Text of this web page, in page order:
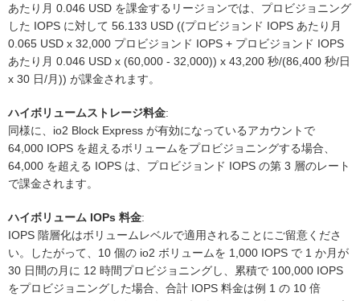
あたり月 0.046 USD を課金するリージョンでは、プロビジョニング
した IOPS に対して 56.133 USD ((プロビジョンド IOPS あたり月
0.065 USD x 32,000 プロビジョンド IOPS + プロビジョンド IOPS
あたり月 0.046 USD x (60,000 - 32,000)) x 43,200 秒/(86,400 秒/日
x 30 日/月)) が課金されます。
ハイボリュームストレージ料金:
同様に、io2 Block Express が有効になっているアカウントで
64,000 IOPS を超えるボリュームをプロビジョニングする場合、
64,000 を超える IOPS は、プロビジョンド IOPS の第 3 層のレート
で課金されます。
ハイボリューム IOPs 料金:
IOPS 階層化はボリュームレベルで適用されることにご留意くださ
い。したがって、10 個の io2 ボリュームを 1,000 IOPS で 1 か月が
30 日間の月に 12 時間プロビジョニングし、累積で 100,000 IOPS
をプロビジョニングした場合、合計 IOPS 料金は例 1 の 10 倍